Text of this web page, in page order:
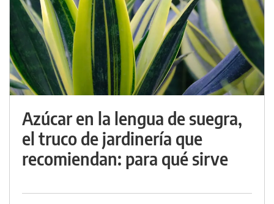
Azúcar en la lengua de suegra,
el truco de jardinería que
recomiendan: para qué sirve